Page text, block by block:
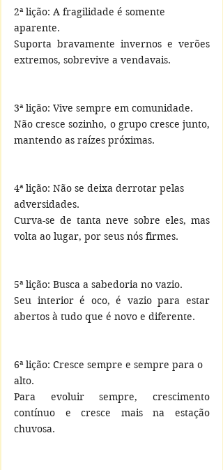
2ª lição: A fragilidade é somente
aparente.
Suporta bravamente invernos e verões
extremos, sobrevive a vendavais.
3ª lição: Vive sempre em comunidade.
Não cresce sozinho, o grupo cresce junto,
mantendo as raízes próximas.
4ª lição: Não se deixa derrotar pelas
adversidades.
Curva-se de tanta neve sobre eles, mas
volta ao lugar, por seus nós firmes.
5ª lição: Busca a sabedoria no vazio.
Seu interior é oco, é vazio para estar
abertos à tudo que é novo e diferente.
6ª lição: Cresce sempre e sempre para o
alto.
Para evoluir sempre, crescimento
contínuo e cresce mais na estação
chuvosa.